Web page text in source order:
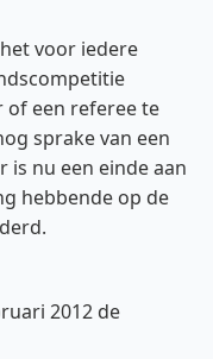
voor iedere
of een referee te
sprake van een
is nu een einde aan
hebbende op de
2012 de